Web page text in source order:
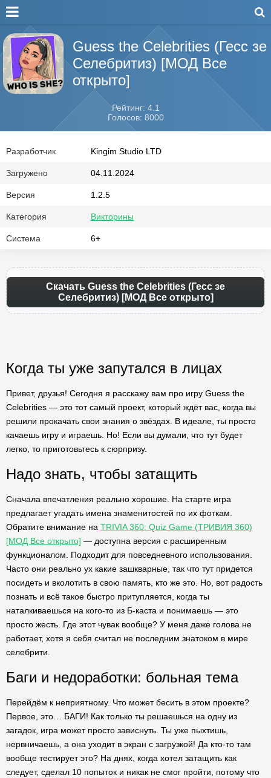
Guess the Celebrities (Гесс зе
Селебритиз) [МОД Все
открыто]
Рейтинг: 4.1
Голосов: 8000
Разработчик Kingim Studio LTD
Загружено 04.11.2024
Версия 1.2.5
Категория Викторины
Система 6+
Скачать Guess the Celebrities (Гесс зе
Селебритиз) [МОД Все открыто]
Когда ты уже запутался в лицах
Привет, друзья! Сегодня я расскажу вам про игру Guess the
Celebrities — это тот самый проект, который ждёт вас, когда вы
решили прокачать свои знания о звёздах. В идеале, ты просто
качаешь игру и играешь. Но! Если вы думали, что тут будет
легко, то приготовьтесь к сюрпризу.
Надо знать, чтобы затащить
Сначала впечатления реально хорошие. На старте игра
предлагает угадать имена знаменитостей по их фоткам.
Обратите внимание на TRIVIA 360: Quiz Game (ТРИВИЯ 360)
[МОД Все открыто] — доступна версия с расширенным
функционалом. Подходит для повседневного использования.
Часто они реально ух какие зашкварные, так что тут придется
посидеть и вколотить в свою память, кто же это. Но, вот радость
познать и всё такое быстро притупляется, когда ты
наталкиваешься на кого-то из Б-каста и понимаешь — это
просто жесть. Где этот чувак вообще? У меня даже голова не
работает, хотя я себя считал не последним знатоком в мире
селебрити.
Баги и недоработки: больная тема
Перейдём к неприятному. Что может бесить в этом проекте?
Первое, это… БАГИ! Как только ты решаешься на одну из
загадок, игра может просто зависнуть. Ты уже пыхтишь,
нервничаешь, а она уходит в экран с загрузкой! Да кто-то там
вообще тестирует это? На днях, когда хотел затащить как
следует, сделал 10 попыток и никак не смог пройти, потому что